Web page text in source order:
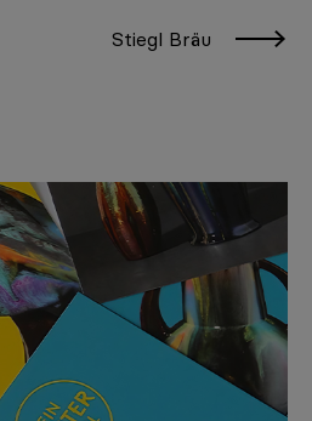
Stiegl Bräu